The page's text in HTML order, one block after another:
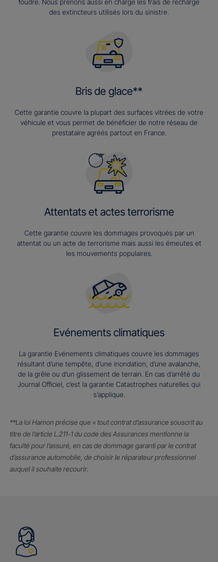
foudre. Nous prenons aussi en charge les frais de recharge
des extincteurs utilisés lors du sinistre.
Bris de glace**
Cette garantie couvre la plupart des surfaces vitrées de votre
véhicule et vous permet de bénéficier de notre réseau de
prestataire agréés partout en France.
Attentats et actes terrorisme
Cette garantie couvre les dommages provoqués par un
attentat ou un acte de terrorisme mais aussi les émeutes et
les mouvements populaires.
Evénements climatiques
La garantie Evénements climatiques couvre les dommages
résultant d’une tempête, d’une inondation, d’une avalanche,
de la grêle ou d’un glissement de terrain. En cas d’arrêté du
Journal Officiel, c’est la garantie Catastrophes naturelles qui
s’applique.
**La loi Hamon précise que « tout contrat d’assurance souscrit au
titre de l’article L.211-1 du code des Assurances mentionne la
faculté pour l’assuré, en cas de dommage garanti par le contrat
d’assurance automobile, de choisir le réparateur professionnel
auquel il souhaite recourir.